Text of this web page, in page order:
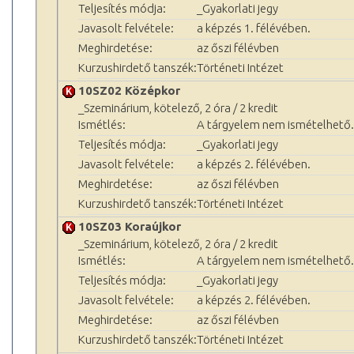
Teljesítés módja:
_Gyakorlati jegy
Javasolt felvétele:
a képzés 1. félévében.
Meghirdetése:
az őszi félévben
Kurzushirdető tanszék:Történeti Intézet
10SZ02 Középkor
_Szeminárium, kötelező, 2 óra / 2 kredit
Ismétlés:
A tárgyelem nem ismételhető.
Teljesítés módja:
_Gyakorlati jegy
Javasolt felvétele:
a képzés 2. félévében.
Meghirdetése:
az őszi félévben
Kurzushirdető tanszék:Történeti Intézet
10SZ03 Koraújkor
_Szeminárium, kötelező, 2 óra / 2 kredit
Ismétlés:
A tárgyelem nem ismételhető.
Teljesítés módja:
_Gyakorlati jegy
Javasolt felvétele:
a képzés 2. félévében.
Meghirdetése:
az őszi félévben
Kurzushirdető tanszék:Történeti Intézet